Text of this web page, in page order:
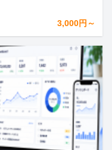
3,000円～